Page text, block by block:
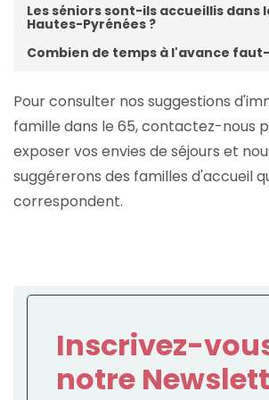
Les séniors sont-ils accueillis dans
Hautes-Pyrénées ?
Combien de temps à l'avance
Pour consulter nos suggestions
famille dans le 65, contactez-nous
exposer vos envies de séjours et
suggérerons des familles d'accueil
correspondent.
Inscrivez-
notre